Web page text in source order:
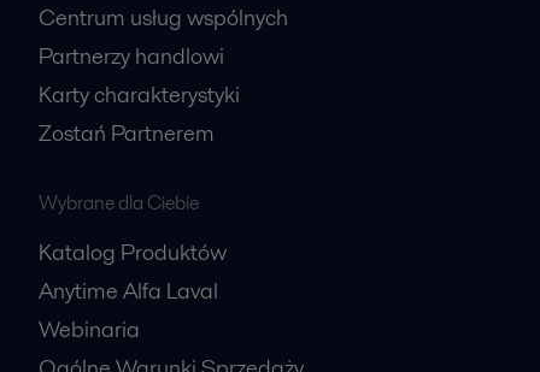
Centrum usług wspólnych
Partnerzy handlowi
Karty charakterystyki
Zostań Partnerem
Wybrane dla Ciebie
Katalog Produktów
Anytime Alfa Laval
Webinaria